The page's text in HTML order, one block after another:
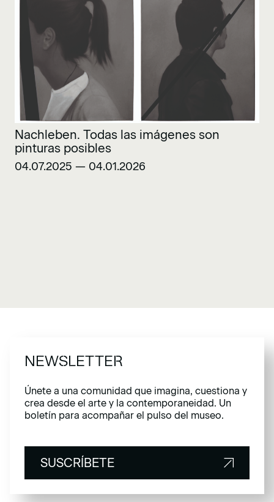
Nachleben. Todas las imágenes son
pinturas posibles
04.07.2025 — 04.01.2026
NEWSLETTER
Únete a una comunidad que imagina, cuestiona y
crea desde el arte y la contemporaneidad. Un
boletín para acompañar el pulso del museo.
SUSCRÍBETE
SUSCRÍBETE